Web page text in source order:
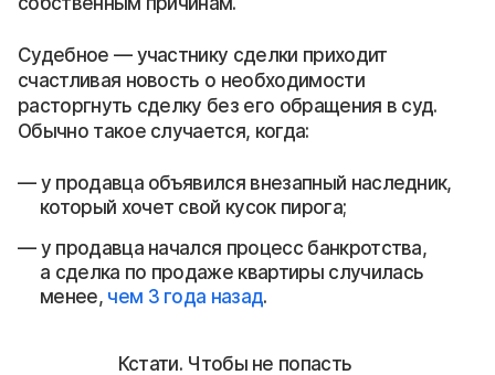
Судебное — участнику сделки приходит
счастливая новость о необходимости
расторгнуть сделку без его обращения в суд.
Обычно такое случается, когда:
у продавца объявился внезапный наследник,
который хочет свой кусок пирога;
у продавца начался процесс банкротства,
а сделка по продаже квартиры случилась
менее, чем 3 года назад.
Кстати. Чтобы не попасть